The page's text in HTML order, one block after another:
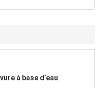
à base d’eau